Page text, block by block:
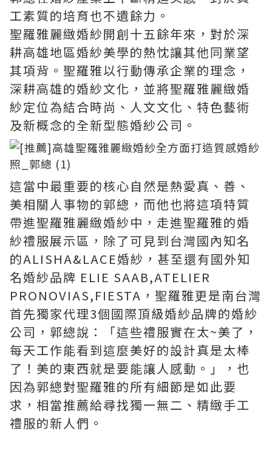
工素質的培育也不遺餘力。
聖羅雅麗緻婚紗開創十五餘年來，對於深
耕高雄地區婚紗美學的熱忱讓其他同業望
其項背。聖羅雅以行動傳承企業的理念，
深耕高雄的婚紗文化，並將聖羅雅麗緻婚
紗定位為結合時尚、人文文化、特色藝術
及新概念的全新型態婚紗公司。
這當中最重要的核心自然是熱愛真、善、
美相關人事物的郭總，而他也將這項特質
帶進聖羅雅麗緻婚紗中，走進聖羅雅的婚
紗禮服展示區，除了可見到台灣國內知名
的ALISHA&LACE婚紗，甚至還有國外知
名婚紗品牌 ELIE SAAB,ATELIER
PRONOVIAS,FIESTA，聖羅雅更是南台灣
首先獨家代理3個國際頂級婚紗品牌的婚紗
公司，郭總說：「這些禮服實在太~美了，
每天工作能看到這麼美好的設計真是太棒
了！美的東西就是要能讓人感動。」，也
因為郭總對聖羅雅的所有細節是如此要
求，相當推薦給尋找獨一無二、精緻手工
禮服的新人們。